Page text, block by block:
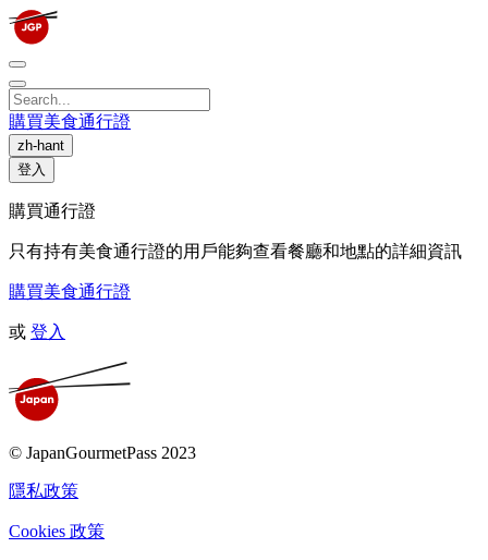
購買美食通行證
zh-hant
登入
購買通行證
只有持有美食通行證的用戶能夠查看餐廳和地點的詳細資訊
購買美食通行證
或 登入
© JapanGourmetPass 2023
隱私政策
Cookies 政策